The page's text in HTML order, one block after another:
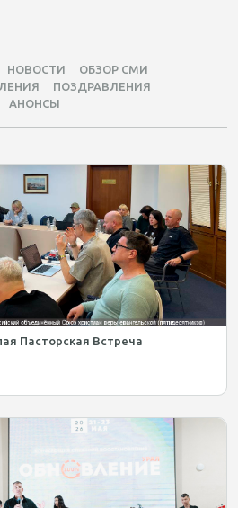
НОВОСТИ
ОБЗОР СМИ
ПОЗДРАВЛЕНИЯ
АНОНСЫ
Пасторская Встреча